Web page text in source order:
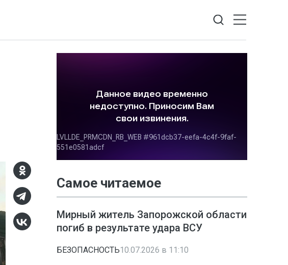
Самое читаемое
Мирный житель Запорожской области
погиб в результате удара ВСУ
БЕЗОПАСНОСТЬ10.07.2026 в 11:10